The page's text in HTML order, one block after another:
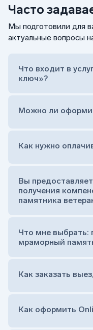
Часто
Мы подготовили для
актуальные вопросы
Что входит в
ключ»?
Сам комплект
Тумба
штыря
Цветник
Обработка и
Расположение
на символ веры
прописной)
Можно ли
Как нужно
Вы
получения
памятника
Что мне выбрать:
мраморный
Как заказать
Как оформить